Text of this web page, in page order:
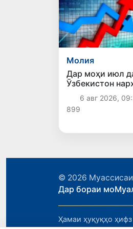
Молия
Дар моҳи июл
Ӯзбекистон
маҳсулоти
коҳиш ёфт,
молу
6 авг 2026,
899
© 2026
Дар бораи мо
Ҳамаи ҳуқуқҳо